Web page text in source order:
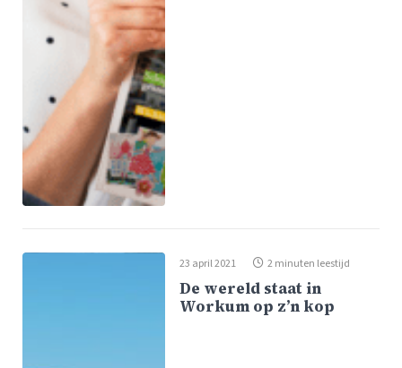
23 april 2021 2 minuten leestijd
De wereld staat in
Workum op z’n kop